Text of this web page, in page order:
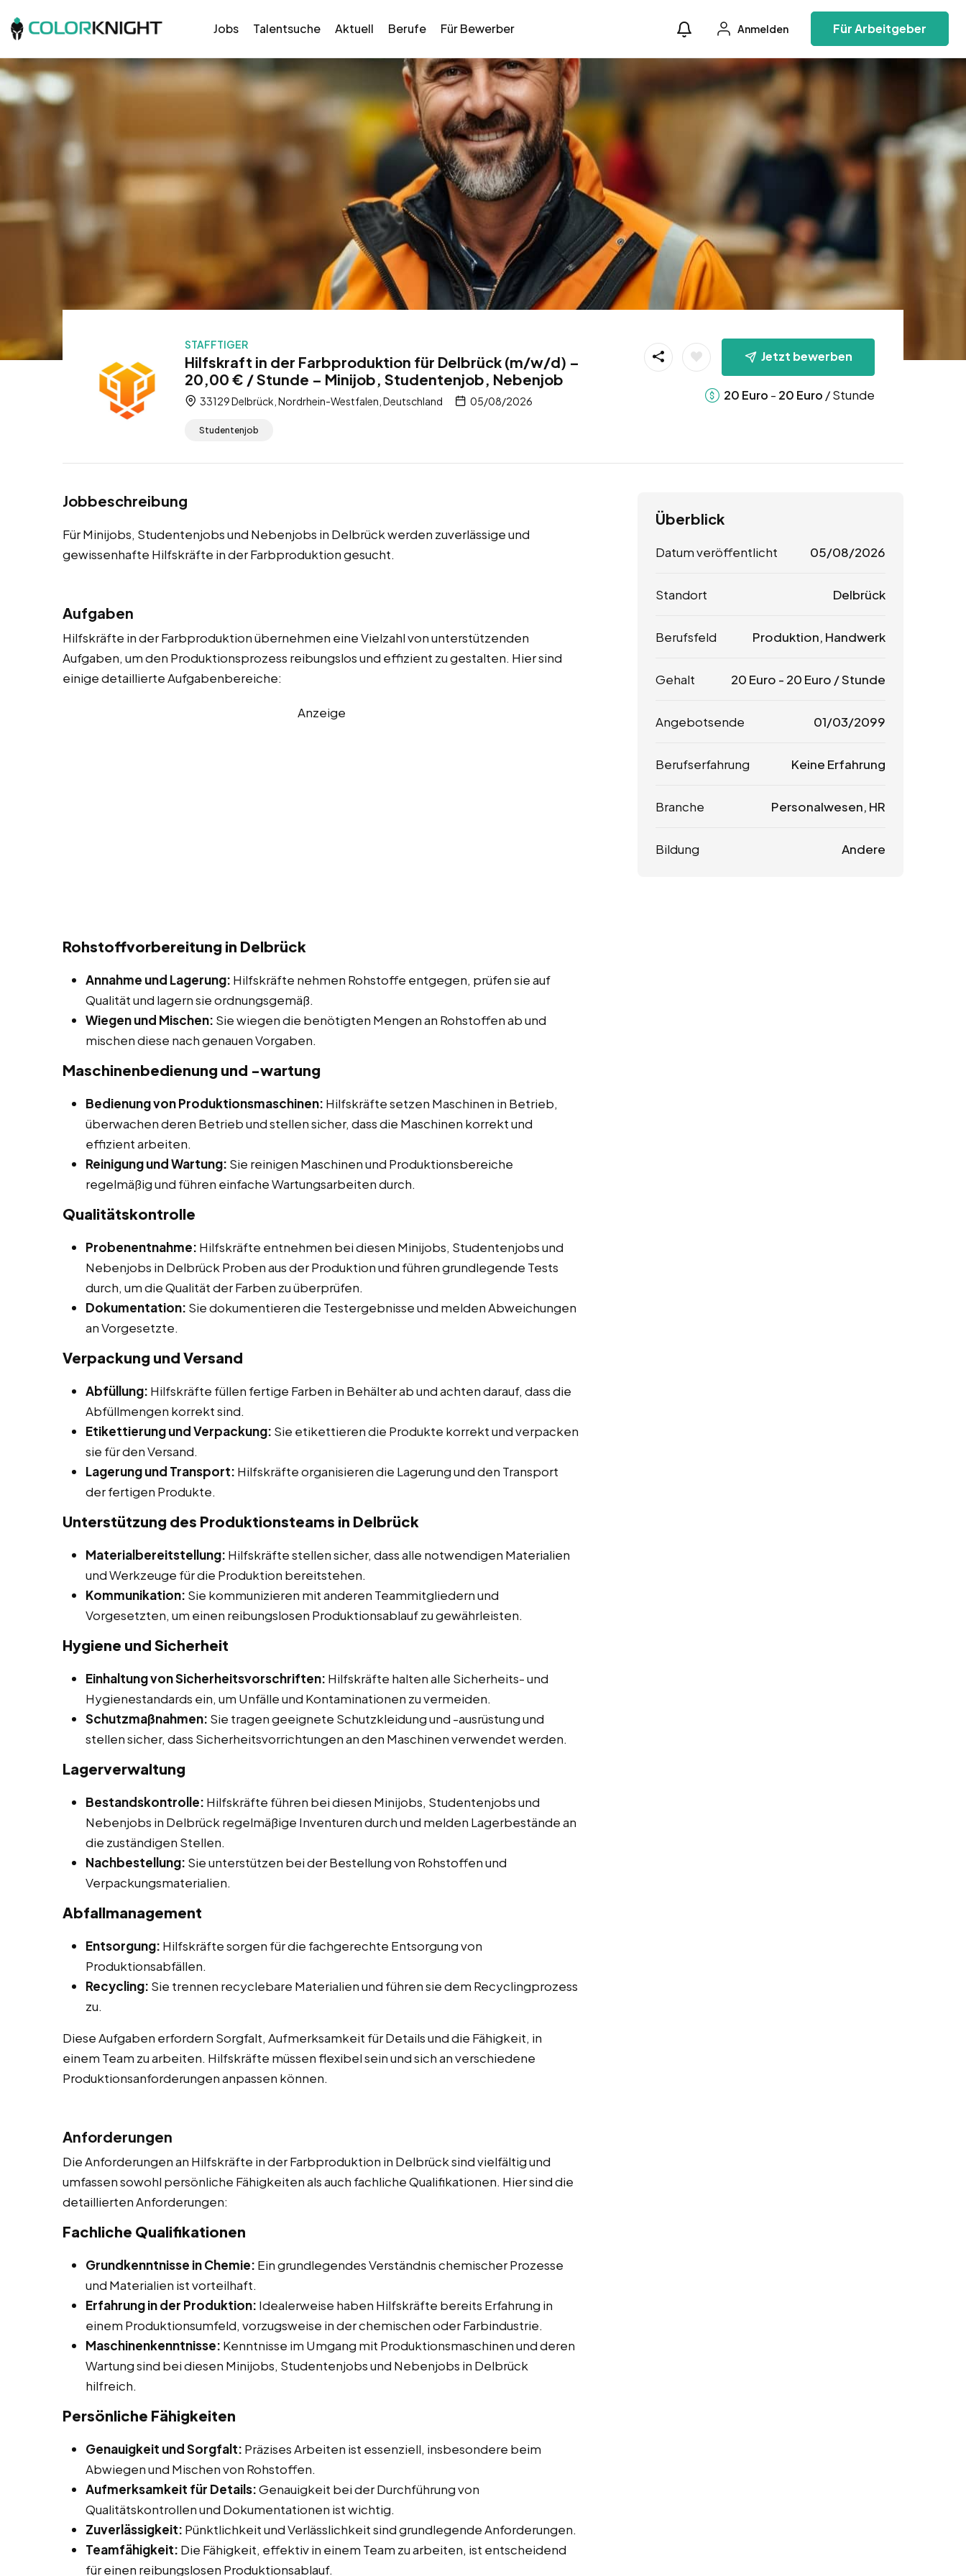
Jobs Talentsuche Aktuell Berufe Für Bewerber Anmelden Für Arbeitgeber
STAFFTIGER
Hilfskraft in der Farbproduktion für Delbrück (m/w/d) –
20,00 € / Stunde – Minijob, Studentenjob, Nebenjob
33129 Delbrück, Nordrhein-Westfalen, Deutschland 05/08/2026
Studentenjob
Jetzt bewerben
20 Euro - 20 Euro / Stunde
Jobbeschreibung
Für Minijobs, Studentenjobs und Nebenjobs in Delbrück werden zuverlässige und
gewissenhafte Hilfskräfte in der Farbproduktion gesucht.
Aufgaben
Hilfskräfte in der Farbproduktion übernehmen eine Vielzahl von unterstützenden
Aufgaben, um den Produktionsprozess reibungslos und effizient zu gestalten. Hier sind
einige detaillierte Aufgabenbereiche:
Anzeige
Rohstoffvorbereitung in Delbrück
Annahme und Lagerung: Hilfskräfte nehmen Rohstoffe entgegen, prüfen sie auf
Qualität und lagern sie ordnungsgemäß.
Wiegen und Mischen: Sie wiegen die benötigten Mengen an Rohstoffen ab und
mischen diese nach genauen Vorgaben.
Maschinenbedienung und -wartung
Bedienung von Produktionsmaschinen: Hilfskräfte setzen Maschinen in Betrieb,
überwachen deren Betrieb und stellen sicher, dass die Maschinen korrekt und
effizient arbeiten.
Reinigung und Wartung: Sie reinigen Maschinen und Produktionsbereiche
regelmäßig und führen einfache Wartungsarbeiten durch.
Qualitätskontrolle
Probenentnahme: Hilfskräfte entnehmen bei diesen Minijobs, Studentenjobs und
Nebenjobs in Delbrück Proben aus der Produktion und führen grundlegende Tests
durch, um die Qualität der Farben zu überprüfen.
Dokumentation: Sie dokumentieren die Testergebnisse und melden Abweichungen
an Vorgesetzte.
Verpackung und Versand
Abfüllung: Hilfskräfte füllen fertige Farben in Behälter ab und achten darauf, dass die
Abfüllmengen korrekt sind.
Etikettierung und Verpackung: Sie etikettieren die Produkte korrekt und verpacken
sie für den Versand.
Lagerung und Transport: Hilfskräfte organisieren die Lagerung und den Transport
der fertigen Produkte.
Unterstützung des Produktionsteams in Delbrück
Materialbereitstellung: Hilfskräfte stellen sicher, dass alle notwendigen Materialien
und Werkzeuge für die Produktion bereitstehen.
Kommunikation: Sie kommunizieren mit anderen Teammitgliedern und
Vorgesetzten, um einen reibungslosen Produktionsablauf zu gewährleisten.
Hygiene und Sicherheit
Einhaltung von Sicherheitsvorschriften: Hilfskräfte halten alle Sicherheits- und
Hygienestandards ein, um Unfälle und Kontaminationen zu vermeiden.
Schutzmaßnahmen: Sie tragen geeignete Schutzkleidung und -ausrüstung und
stellen sicher, dass Sicherheitsvorrichtungen an den Maschinen verwendet werden.
Lagerverwaltung
Bestandskontrolle: Hilfskräfte führen bei diesen Minijobs, Studentenjobs und
Nebenjobs in Delbrück regelmäßige Inventuren durch und melden Lagerbestände an
die zuständigen Stellen.
Nachbestellung: Sie unterstützen bei der Bestellung von Rohstoffen und
Verpackungsmaterialien.
Abfallmanagement
Entsorgung: Hilfskräfte sorgen für die fachgerechte Entsorgung von
Produktionsabfällen.
Recycling: Sie trennen recyclebare Materialien und führen sie dem Recyclingprozess
zu.
Diese Aufgaben erfordern Sorgfalt, Aufmerksamkeit für Details und die Fähigkeit, in
einem Team zu arbeiten. Hilfskräfte müssen flexibel sein und sich an verschiedene
Produktionsanforderungen anpassen können.
Anforderungen
Die Anforderungen an Hilfskräfte in der Farbproduktion in Delbrück sind vielfältig und
umfassen sowohl persönliche Fähigkeiten als auch fachliche Qualifikationen. Hier sind die
detaillierten Anforderungen:
Fachliche Qualifikationen
Grundkenntnisse in Chemie: Ein grundlegendes Verständnis chemischer Prozesse
und Materialien ist vorteilhaft.
Erfahrung in der Produktion: Idealerweise haben Hilfskräfte bereits Erfahrung in
einem Produktionsumfeld, vorzugsweise in der chemischen oder Farbindustrie.
Maschinenkenntnisse: Kenntnisse im Umgang mit Produktionsmaschinen und deren
Wartung sind bei diesen Minijobs, Studentenjobs und Nebenjobs in Delbrück
hilfreich.
Persönliche Fähigkeiten
Genauigkeit und Sorgfalt: Präzises Arbeiten ist essenziell, insbesondere beim
Abwiegen und Mischen von Rohstoffen.
Aufmerksamkeit für Details:Genauigkeit bei der Durchführung von
Qualitätskontrollen und Dokumentationen ist wichtig.
Zuverlässigkeit: Pünktlichkeit und Verlässlichkeit sind grundlegende Anforderungen.
Teamfähigkeit: Die Fähigkeit, effektiv in einem Team zu arbeiten, ist entscheidend
für einen reibungslosen Produktionsablauf.
Überblick
Datum veröffentlicht 05/08/2026
Standort Delbrück
Berufsfeld Produktion, Handwerk
Gehalt 20 Euro - 20 Euro / Stunde
Angebotsende 01/03/2099
Berufserfahrung Keine Erfahrung
Branche Personalwesen, HR
Bildung Andere